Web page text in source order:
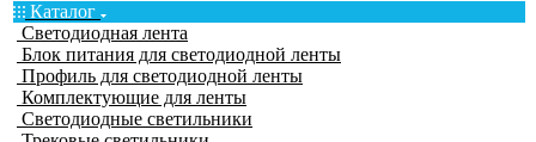
Каталог
Светодиодная лента
Блок питания для светодиодной ленты
Профиль для светодиодной ленты
Комплектующие для ленты
Светодиодные светильники